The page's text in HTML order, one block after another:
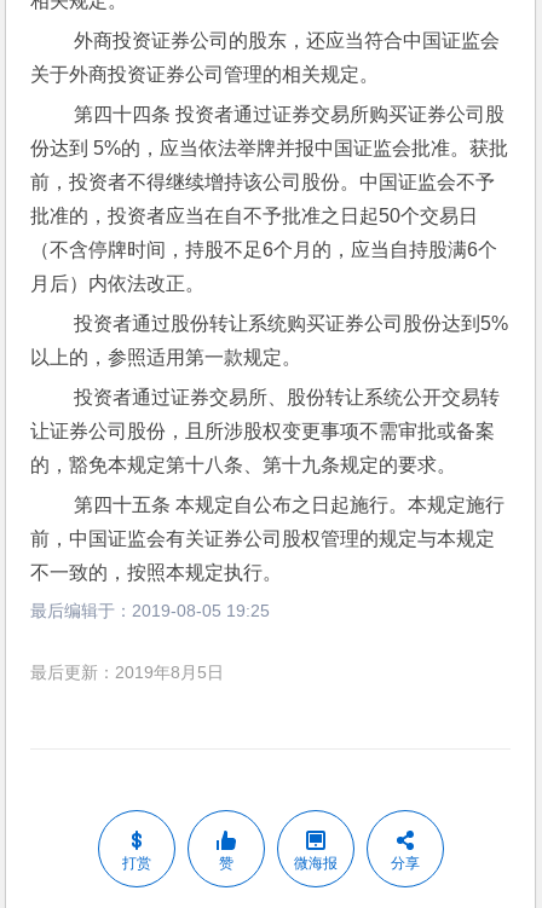
外商投资证券公司的股东，还应当符合中国证监会
关于外商投资证券公司管理的相关规定。
第四十四条 投资者通过证券交易所购买证券公司股
份达到 5%的，应当依法举牌并报中国证监会批准。获批
前，投资者不得继续增持该公司股份。中国证监会不予
批准的，投资者应当在自不予批准之日起50个交易日
（不含停牌时间，持股不足6个月的，应当自持股满6个
月后）内依法改正。
投资者通过股份转让系统购买证券公司股份达到5%
以上的，参照适用第一款规定。
投资者通过证券交易所、股份转让系统公开交易转
让证券公司股份，且所涉股权变更事项不需审批或备案
的，豁免本规定第十八条、第十九条规定的要求。
第四十五条 本规定自公布之日起施行。本规定施行
前，中国证监会有关证券公司股权管理的规定与本规定
不一致的，按照本规定执行。
最后编辑于： 2019-08-05 19:25
最后更新：2019年8月5日
打赏 赞 微海报 分享